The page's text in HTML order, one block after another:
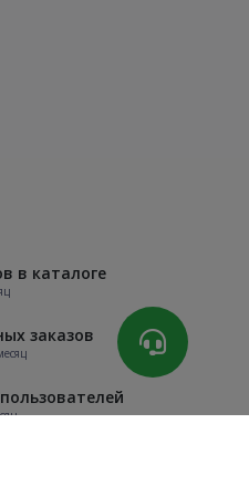
в каталоге
заказов